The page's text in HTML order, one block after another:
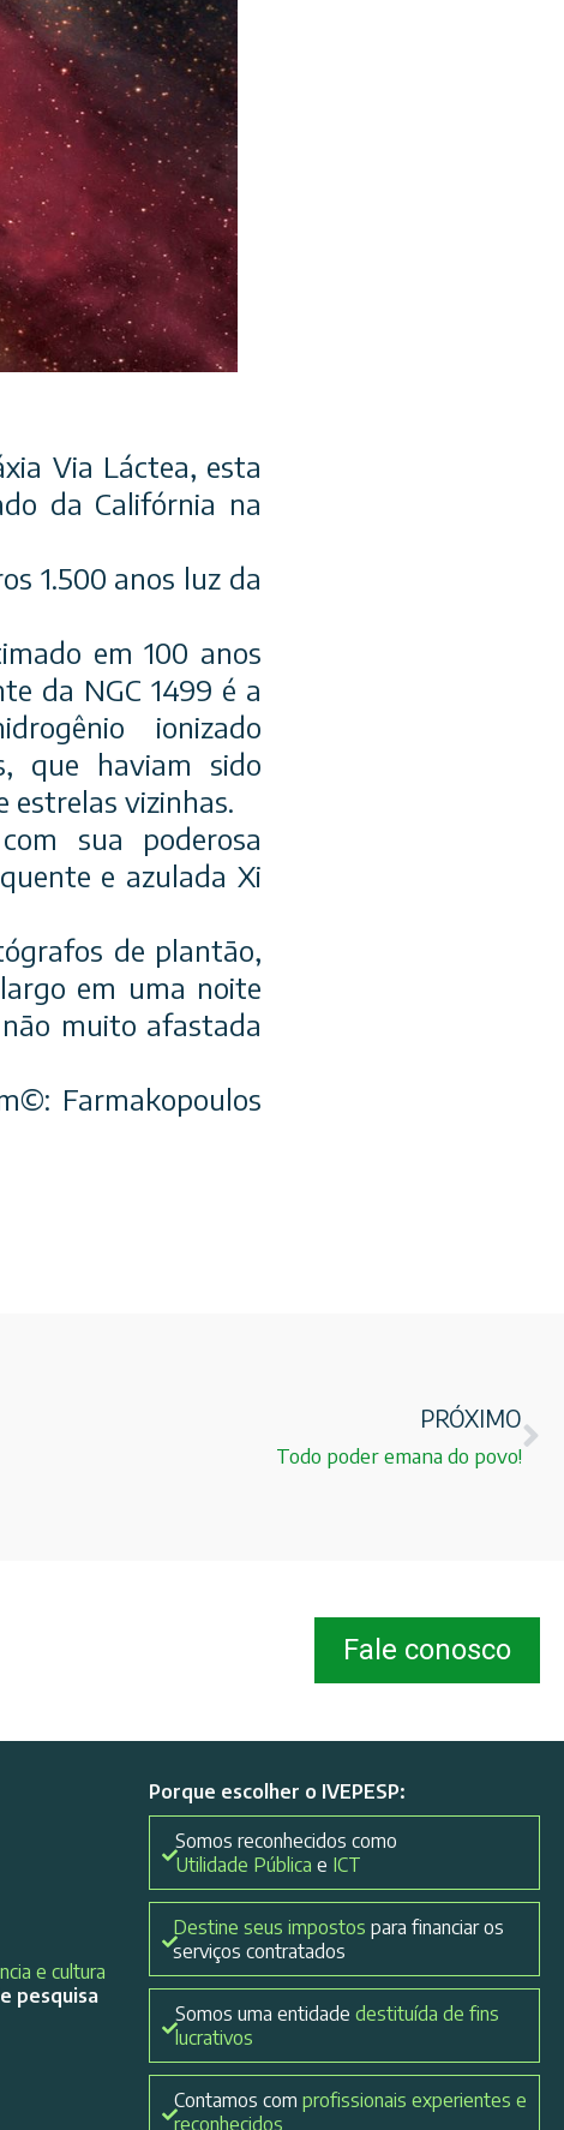
Via Láctea, esta
da Califórnia na
1.500 anos luz da
em 100 anos
da NGC 1499 é a
ionizado
que haviam sido
estrelas vizinhas.
sua poderosa
e azulada Xi
de plantão,
em uma noite
muito afastada
Farmakopoulos
PRÓXIMO
Todo poder emana do povo!
Fale conosco
e cultura
pesquisa
Porque escolher o IVEPESP:
Somos reconhecidos como
Utilidade Pública e ICT
Destine seus impostos para financiar os
serviços contratados
Somos uma entidadedestituída de fins
lucrativos
Contamos com profissionais experientes e
reconhecidos